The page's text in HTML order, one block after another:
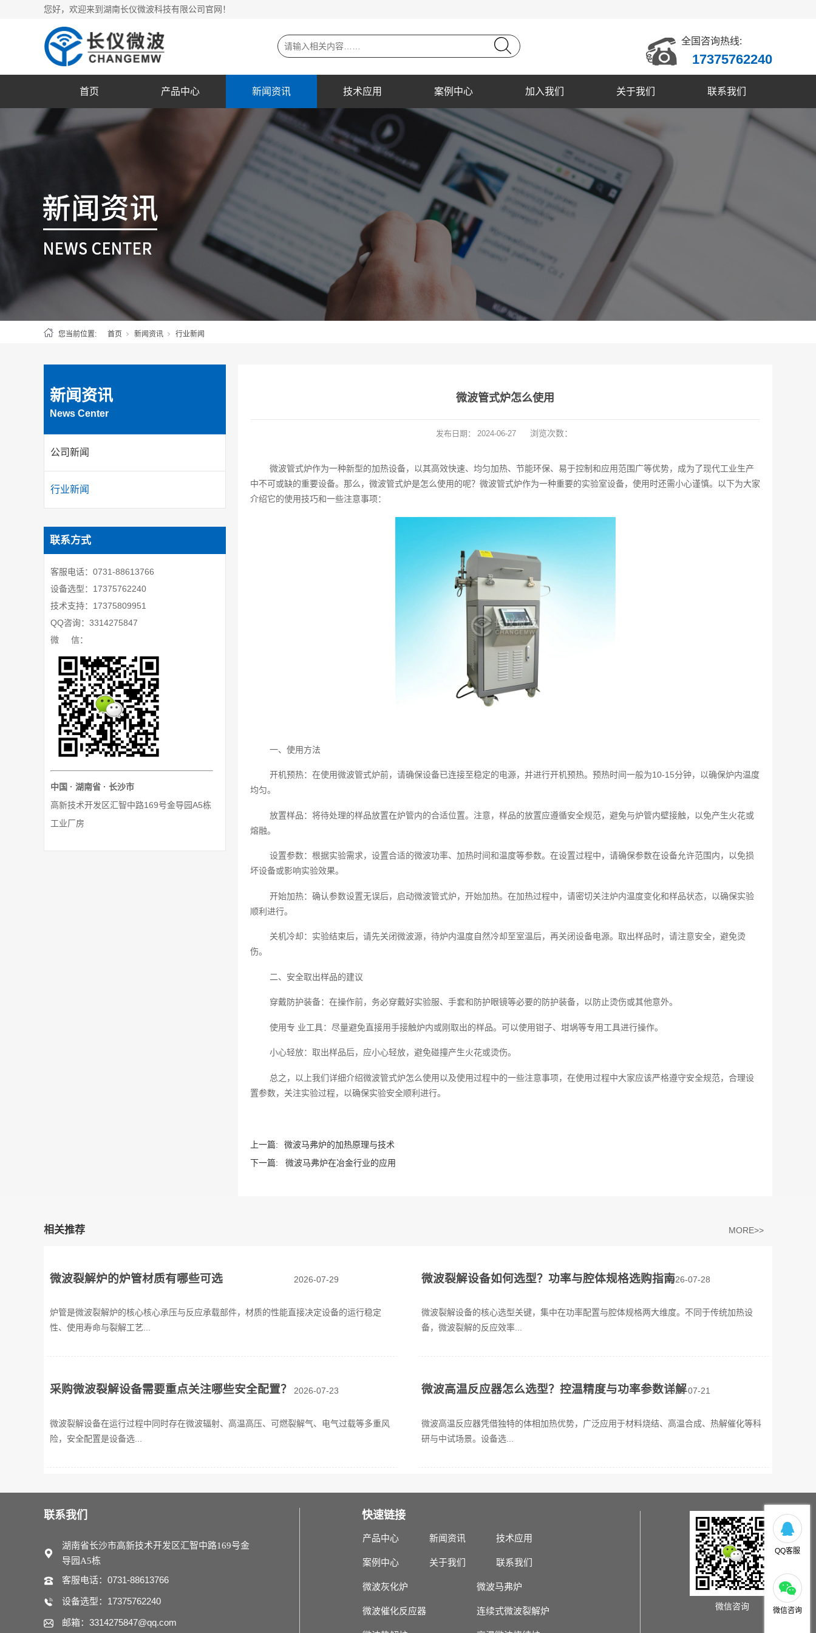
您好，欢迎来到湖南长仪微波科技有限公司官网！
全国咨询热线:
17375762240
首页 产品中心 新闻资讯 技术应用 案例中心 加入我们 关于我们 联系我们
您当前位置: 首页 新闻资讯 行业新闻
新闻资讯
News Center
公司新闻
行业新闻
联系方式
客服电话：0731-88613766
设备选型：17375762240
技术支持：17375809951
QQ咨询：3314275847
微 信：
中国 · 湖南省 · 长沙市
高新技术开发区汇智中路169号金导园A5栋
工业厂房
微波管式炉怎么使用
发布日期： 2024-06-27 浏览次数：
微波管式炉作为一种新型的加热设备，以其高效快速、均匀加热、节能环保、易于控制和应用范围广等优势，成为了现代工业生产
中不可或缺的重要设备。那么，微波管式炉是怎么使用的呢？微波管式炉作为一种重要的实验室设备，使用时还需小心谨慎。以下为大家
介绍它的使用技巧和一些注意事项：
一、使用方法
开机预热：在使用微波管式炉前，请确保设备已连接至稳定的电源，并进行开机预热。预热时间一般为10-15分钟，以确保炉内温度
均匀。
放置样品：将待处理的样品放置在炉管内的合适位置。注意，样品的放置应遵循安全规范，避免与炉管内壁接触，以免产生火花或
熔融。
设置参数：根据实验需求，设置合适的微波功率、加热时间和温度等参数。在设置过程中，请确保参数在设备允许范围内，以免损
坏设备或影响实验效果。
开始加热：确认参数设置无误后，启动微波管式炉，开始加热。在加热过程中，请密切关注炉内温度变化和样品状态，以确保实验
顺利进行。
关机冷却：实验结束后，请先关闭微波源，待炉内温度自然冷却至室温后，再关闭设备电源。取出样品时，请注意安全，避免烫
伤。
二、安全取出样品的建议
穿戴防护装备：在操作前，务必穿戴好实验服、手套和防护眼镜等必要的防护装备，以防止烫伤或其他意外。
使用专 业工具：尽量避免直接用手接触炉内或刚取出的样品。可以使用钳子、坩埚等专用工具进行操作。
小心轻放：取出样品后，应小心轻放，避免碰撞产生火花或烫伤。
总之，以上我们详细介绍微波管式炉怎么使用以及使用过程中的一些注意事项，在使用过程中大家应该严格遵守安全规范，合理设
置参数，关注实验过程，以确保实验安全顺利进行。
上一篇:
微波马弗炉的加热原理与技术
下一篇:
微波马弗炉在冶金行业的应用
相关推荐 MORE>>
微波裂解炉的炉管材质有哪些可选
炉管是微波裂解炉的核心核心承压与反应承载部件，材质的性能直接决定设备的运行稳定
性、使用寿命与裂解工艺...
2026-07-29 微波裂解设备如何选型？功率与腔体规格选购指南
微波裂解设备的核心选型关键，集中在功率配置与腔体规格两大维度。不同于传统加热设
备，微波裂解的反应效率...
2026-07-28
采购微波裂解设备需要重点关注哪些安全配置？
微波裂解设备在运行过程中同时存在微波辐射、高温高压、可燃裂解气、电气过载等多重风
险，安全配置是设备选...
2026-07-23 微波高温反应器怎么选型？控温精度与功率参数详解
微波高温反应器凭借独特的体相加热优势，广泛应用于材料烧结、高温合成、热解催化等科
研与中试场景。设备选...
2026-07-21
联系我们
湖南省长沙市高新技术开发区汇智中路169号金
导园A5栋
客服电话：0731-88613766
设备选型：17375762240
邮箱：3314275847@qq.com
快速链接
产品中心 新闻资讯 技术应用
案例中心 关于我们 联系我们
微波灰化炉 微波马弗炉
微波催化反应器 连续式微波裂解炉 微信咨询
QQ客服
微信咨询